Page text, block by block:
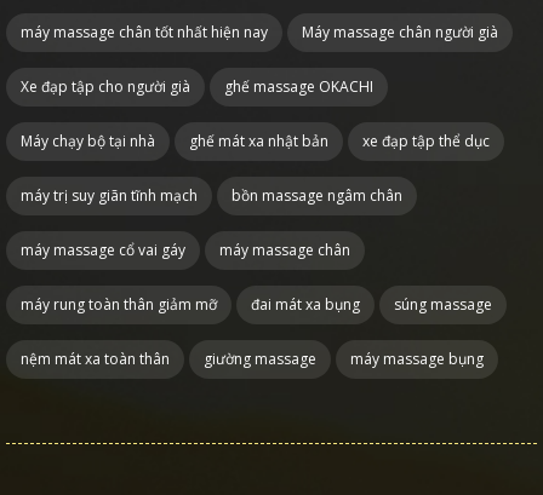
máy massage chân tốt nhất hiện nay Máy massage chân người già
Xe đạp tập cho người già ghế massage OKACHI
Máy chạy bộ tại nhà ghế mát xa nhật bản xe đạp tập thể dục
máy trị suy giãn tĩnh mạch bồn massage ngâm chân
máy massage cổ vai gáy máy massage chân
máy rung toàn thân giảm mỡ đai mát xa bụng súng massage
nệm mát xa toàn thân giường massage máy massage bụng